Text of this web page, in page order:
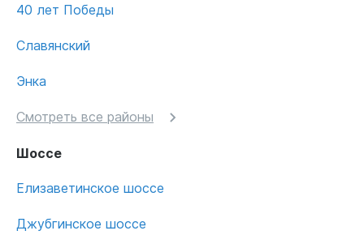
40 лет Победы
Славянский
Энка
Смотреть все районы
Шоссе
Елизаветинское шоссе
Джубгинское шоссе